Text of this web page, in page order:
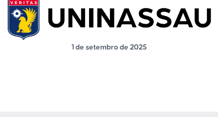
1 de setembro de 2025